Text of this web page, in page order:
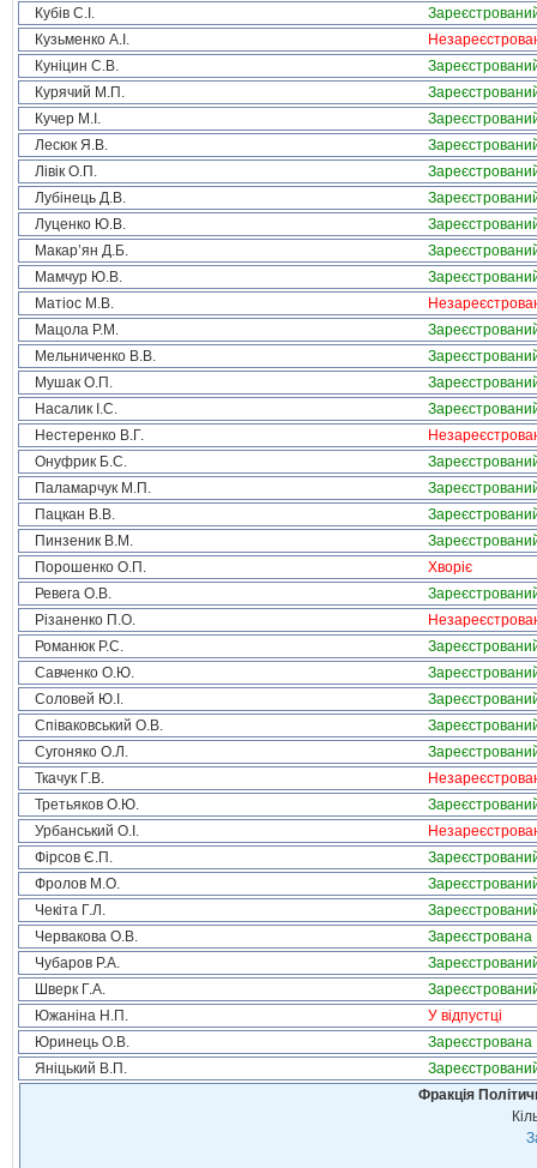
Кубів С.І.
Кузьменко А.І.
Куніцин С.В.
Курячий М.П.
Кучер М.І.
Лесюк Я.В.
Лівік О.П.
Лубінець Д.В.
Луценко Ю.В.
Макар’ян Д.Б.
Мамчур Ю.В.
Матіос М.В.
Мацола Р.М.
Мельниченко В.В.
Мушак О.П.
Насалик І.С.
Нестеренко В.Г.
Онуфрик Б.С.
Паламарчук М.П.
Пацкан В.В.
Пинзеник В.М.
Порошенко О.П.
Хворіє
Ревега О.В.
Різаненко П.О.
Романюк Р.С.
Савченко О.Ю.
Соловей Ю.І.
Співаковський О.В.
Сугоняко О.Л.
Ткачук Г.В.
Третьяков О.Ю.
Урбанський О.І.
Фірсов Є.П.
Фролов М.О.
Чекіта Г.Л.
Червакова О.В.
Зареєстрована
Чубаров Р.А.
Шверк Г.А.
Южаніна Н.П.
У відпустці
Юринець О.В.
Зареєстрована
Яніцький В.П.
Фракція